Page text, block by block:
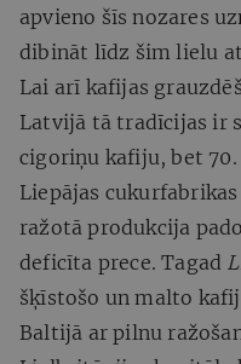
apvieno šīs nozares
dibināt līdz šim lielu
Lai arī kafijas
Latvijā tā tradīcijas ir
cigoriņu kafiju, bet 70.
Liepājas
ražotā produkcija
deficīta prece. Tagad
šķīstošo un malto
Baltijā ar pilnu